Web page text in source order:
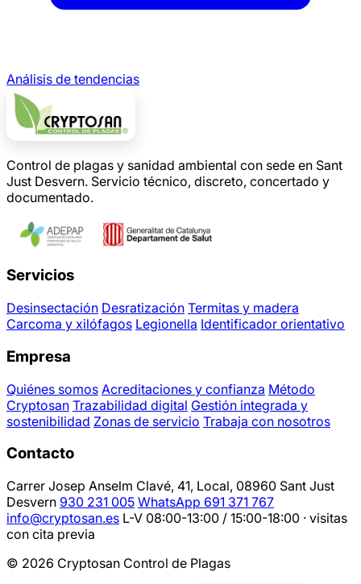
Análisis de tendencias
Control de plagas y sanidad ambiental con sede en Sant
Just Desvern. Servicio técnico, discreto, concertado y
documentado.
Servicios
Desinsectación Desratización Termitas y madera
Carcoma y xilófagos Legionella Identificador orientativo
Empresa
Quiénes somos Acreditaciones y confianza Método
Cryptosan Trazabilidad digital Gestión integrada y
sostenibilidad Zonas de servicio Trabaja con nosotros
Contacto
Carrer Josep Anselm Clavé, 41, Local, 08960 Sant Just
Desvern 930 231 005 WhatsApp 691 371 767
info@cryptosan.es L-V 08:00-13:00 / 15:00-18:00 · visitas
con cita previa
© 2026 Cryptosan Control de Plagas